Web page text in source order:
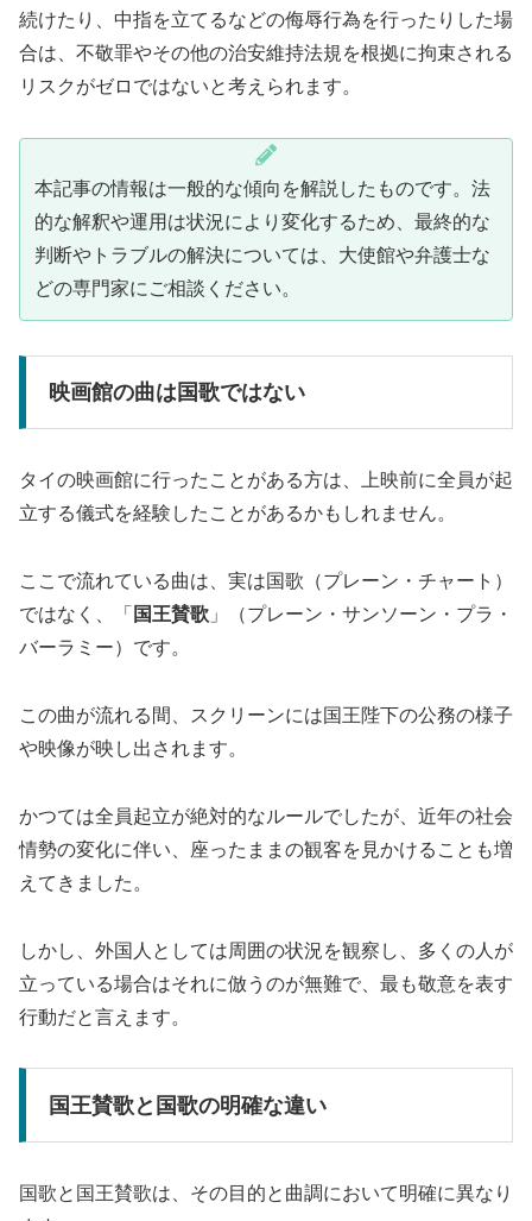
続けたり、中指を立てるなどの侮辱行為を行ったりした場
合は、不敬罪やその他の治安維持法規を根拠に拘束される
リスクがゼロではないと考えられます。
本記事の情報は一般的な傾向を解説したものです。法
的な解釈や運用は状況により変化するため、最終的な
判断やトラブルの解決については、大使館や弁護士な
どの専門家にご相談ください。
映画館の曲は国歌ではない
タイの映画館に行ったことがある方は、上映前に全員が起
立する儀式を経験したことがあるかもしれません。
ここで流れている曲は、実は国歌（プレーン・チャート）
ではなく、「 国王賛歌 」（プレーン・サンソーン・プラ・
バーラミー）です。
この曲が流れる間、スクリーンには国王陛下の公務の様子
や映像が映し出されます。
かつては全員起立が絶対的なルールでしたが、近年の社会
情勢の変化に伴い、座ったままの観客を見かけることも増
えてきました。
しかし、外国人としては周囲の状況を観察し、多くの人が
立っている場合はそれに倣うのが無難で、最も敬意を表す
行動だと言えます。
国王賛歌と国歌の明確な違い
国歌と国王賛歌は、その目的と曲調において明確に異なり